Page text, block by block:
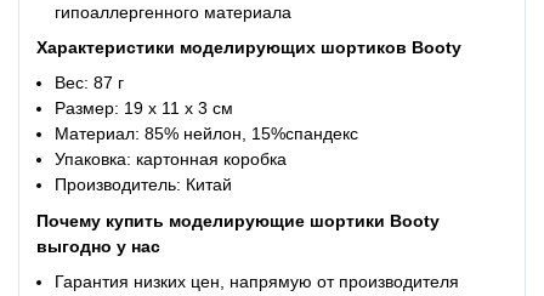
гипоаллергенного материала
Характеристики моделирующих шортиков Booty
Вес: 87 г
Размер: 19 х 11 х 3 см
Материал: 85% нейлон, 15%спандекс
Упаковка: картонная коробка
Производитель: Китай
Почему купить моделирующие шортики Booty
выгодно у нас
Гарантия низких цен, напрямую от производителя